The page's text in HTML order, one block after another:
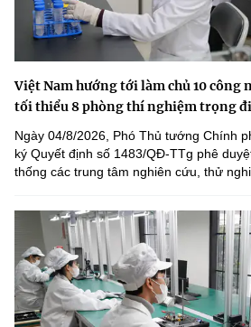
Việt Nam hướng tới làm chủ 10 công
tối thiểu 8 phòng thí nghiệm trọng
Ngày 04/8/2026, Phó Thủ tướng Chính
ký Quyết định số 1483/QĐ-TTg phê
thống các trung tâm nghiên cứu, thử